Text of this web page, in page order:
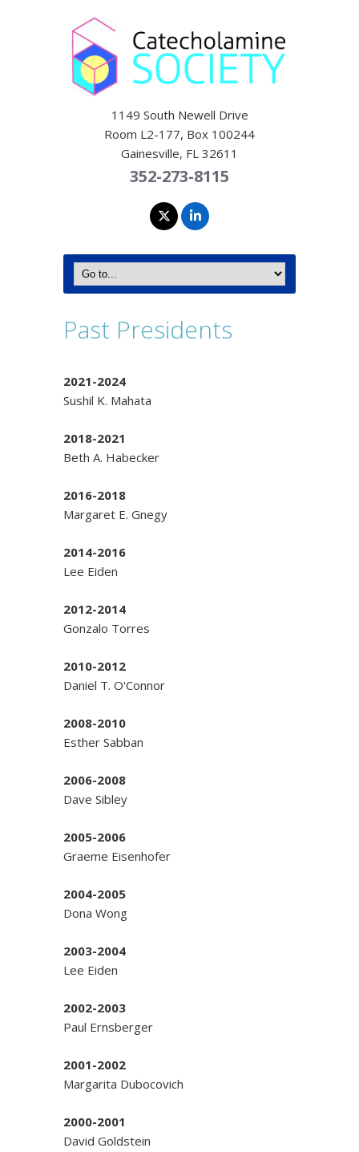
1149 South Newell Drive
Room L2-177, Box 100244
Gainesville, FL 32611
352-273-8115
Past Presidents
2021-2024
Sushil K. Mahata
2018-2021
Beth A. Habecker
2016-2018
Margaret E. Gnegy
2014-2016
Lee Eiden
2012-2014
Gonzalo Torres
2010-2012
Daniel T. O'Connor
2008-2010
Esther Sabban
2006-2008
Dave Sibley
2005-2006
Graeme Eisenhofer
2004-2005
Dona Wong
2003-2004
Lee Eiden
2002-2003
Paul Ernsberger
2001-2002
Margarita Dubocovich
2000-2001
David Goldstein